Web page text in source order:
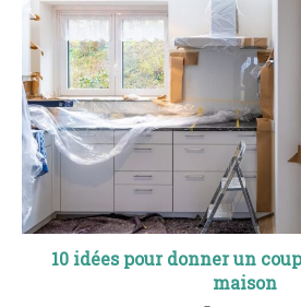
10 idées pour donner un
maison